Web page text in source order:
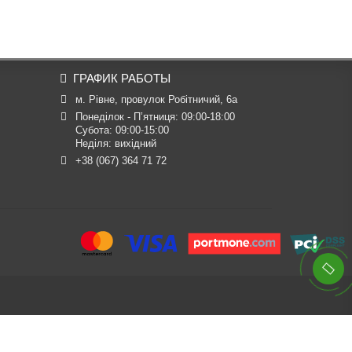
ГРАФИК РАБОТЫ
м. Рівне, провулок Робітничий, 6а
Понеділок - П’ятниця: 09:00-18:00
Субота: 09:00-15:00
Неділя: вихідний
+38 (067) 364 71 72